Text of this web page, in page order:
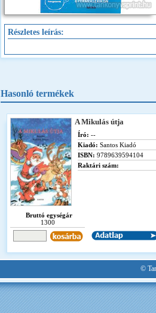
Részletes leírás:
Hasonló termékek
A Mikulás útja
Író: --
Kiadó: Santos Kiadó
ISBN: 9789639594104
Raktári szám:
Bruttó egységár
1300
©